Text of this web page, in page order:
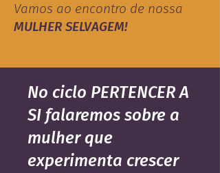
Vamos ao encontro de nossa
MULHER SELVAGEM!
No ciclo PERTENCER A
SI falaremos sobre a
mulher que
experimenta crescer